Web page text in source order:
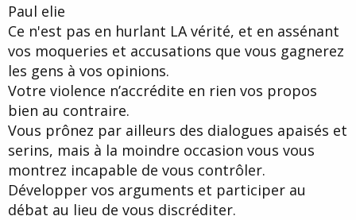
e
Paul elie
Ce n'est pas en hurlant LA vérité, et en assénant
vos moqueries et accusations que vous gagnerez
les gens à vos opinions.
Votre violence n’accrédite en rien vos propos
bien au contraire.
Vous prônez par ailleurs des dialogues apaisés et
serins, mais à la moindre occasion vous vous
montrez incapable de vous contrôler.
Développer vos arguments et participer au
débat au lieu de vous discréditer.